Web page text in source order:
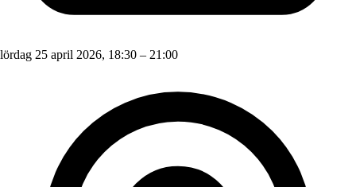
lördag 25 april 2026, 18:30 – 21:00